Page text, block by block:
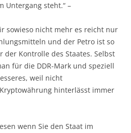
Untergang steht.“ –
sowieso nicht mehr es reicht nur
und der Petro ist so
Kontrolle des Staates. Selbst
für die DDR-Mark und speziell
weil nicht
hinterlässt immer
wenn Sie den Staat im